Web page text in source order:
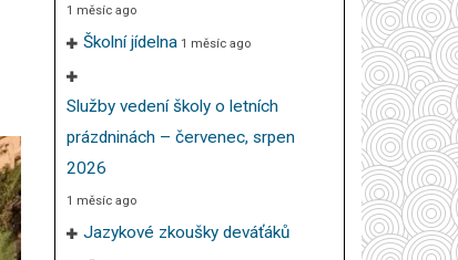
1 měsíc ago
Školní jídelna 1 měsíc ago
Služby vedení školy o letních
prázdninách – červenec, srpen
2026
1 měsíc ago
Jazykové zkoušky deváťáků